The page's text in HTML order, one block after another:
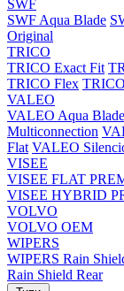
SWF
SWF Aqua Blade
Original
TRICO
TRICO Exact Fit
TRICO Flex
VALEO
VALEO Aqua Blade
Multiconnection
Flat VALEO
VISEE
VISEE FLAT
VISEE HYBRID
VOLVO
VOLVO OEM
WIPERS
WIPERS Rain
Rain Shield Rear